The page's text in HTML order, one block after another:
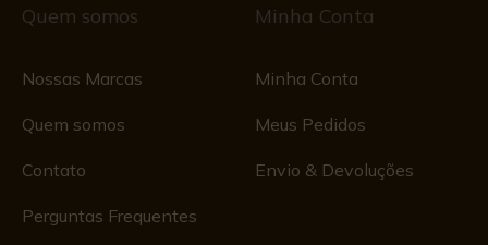
Quem somos
Nossas Marcas
Quem somos
Contato
Perguntas Frequentes
Minha Conta
Minha Conta
Meus Pedidos
Envio & Devoluções